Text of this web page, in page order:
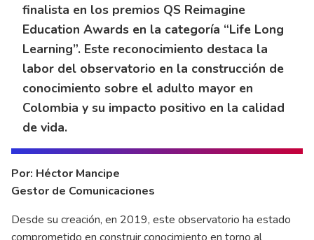
finalista en los premios QS Reimagine
Education Awards en la categoría “Life Long
Learning”. Este reconocimiento destaca la
labor del observatorio en la construcción de
conocimiento sobre el adulto mayor en
Colombia y su impacto positivo en la calidad
de vida.
Por: Héctor Mancipe
Gestor de Comunicaciones
Desde su creación, en 2019, este observatorio ha estado